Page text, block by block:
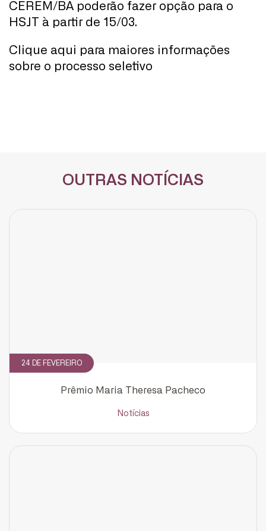
CEREM/BA poderão fazer opção para o
HSJT à partir de 15/03.
Clique aqui para maiores informações
sobre o processo seletivo
OUTRAS NOTÍCIAS
24 DE FEVEREIRO
Prêmio Maria Theresa Pacheco
Notícias